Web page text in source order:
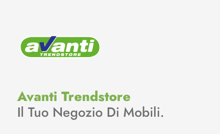
Avanti Trendstore
Il Tuo Negozio Di Mobili.